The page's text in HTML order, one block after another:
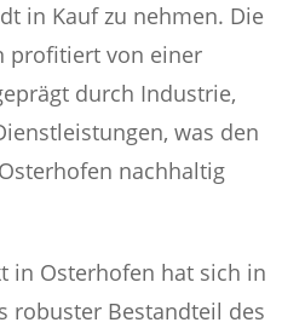
in Kauf zu nehmen. Die
profitiert von einer
durch Industrie,
was den
nachhaltig
in Osterhofen hat sich in
robuster Bestandteil des